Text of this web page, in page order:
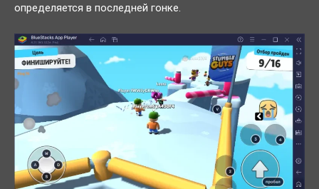
определяется в последней гонке.